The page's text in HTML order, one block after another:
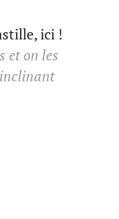
ici !
et on les